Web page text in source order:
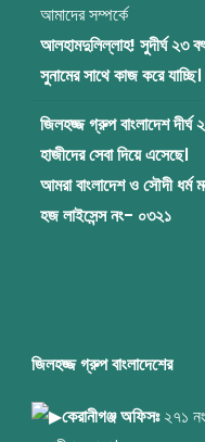
আমাদের সম্পর্কে
আলহামদুলিল্লাহ! সুদীর্ঘ ২৩
সুনামের সাথে কাজ করে যাচ্ছি।
জিলহজ্জ গ্রুপ বাংলাদেশ
হাজীদের সেবা দিয়ে এসেছে।
আমরা বাংলাদেশ ও সৌদী ধর্ম
হজ লাইসেন্স নং- ০৩২১
জিলহজ্জ গ্রুপ বাংলাদেশের
কেরানীগঞ্জ অফিসঃ২৭১ নং